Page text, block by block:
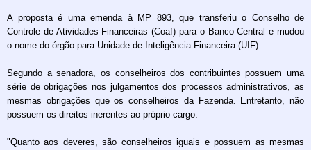
A proposta é uma emenda à MP 893, que transferiu o Conselho de
Controle de Atividades Financeiras (Coaf) para o Banco Central e mudou
o nome do órgão para Unidade de Inteligência Financeira (UIF).
Segundo a senadora, os conselheiros dos contribuintes possuem uma
série de obrigações nos julgamentos dos processos administrativos, as
mesmas obrigações que os conselheiros da Fazenda. Entretanto, não
possuem os direitos inerentes ao próprio cargo.
"Quanto aos deveres, são conselheiros iguais e possuem as mesmas